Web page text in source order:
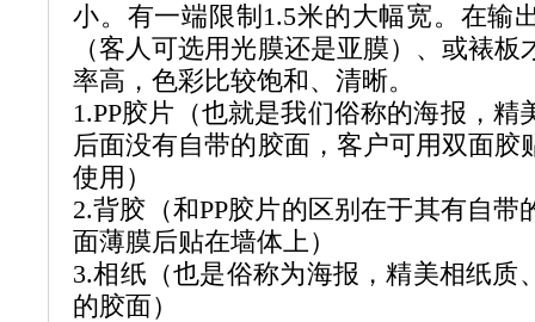
小。有一端限制 1.5米的大幅宽。在输
（客人可选用光膜还是亚膜）、或裱
率高，色彩比较饱和、清晰。
1.PP胶片（也就是我们俗称的海报，精
后面没有自带的胶面，客户可用双面胶
使用）
2.背胶（和PP胶片的区别在于其有自带
面薄膜后贴在墙体上）
3.相纸（也是俗称为海报，精美相纸质
的胶面）